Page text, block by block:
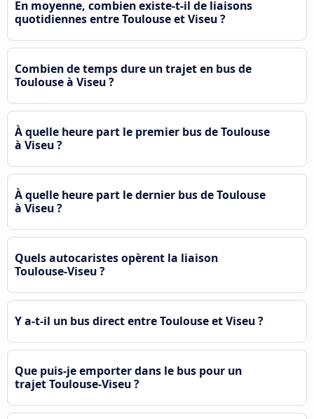
En moyenne, combien existe-t-il de liaisons
quotidiennes entre Toulouse et Viseu ?
Combien de temps dure un trajet en bus de
Toulouse à Viseu ?
À quelle heure part le premier bus de Toulouse
à Viseu ?
À quelle heure part le dernier bus de Toulouse
à Viseu ?
Quels autocaristes opèrent la liaison
Toulouse-Viseu ?
Y a-t-il un bus direct entre Toulouse et Viseu ?
Que puis-je emporter dans le bus pour un
trajet Toulouse-Viseu ?